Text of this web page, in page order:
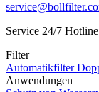
Service 24/7
Filter
Automatikfilter
Anwendungen